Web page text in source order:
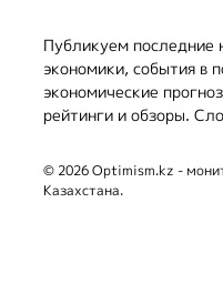
Публикуем последние
экономики, события в
экономические
рейтинги и обзоры.
© 2026 Optimism.kz -
Казахстана.